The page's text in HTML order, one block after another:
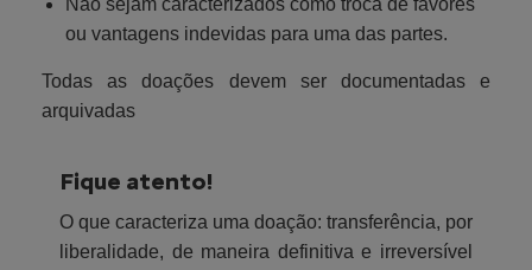
Não sejam caracterizados como troca de favores
ou vantagens indevidas para uma das partes.
Todas as doações devem ser documentadas e
arquivadas
Fique atento!
O que caracteriza uma doação: transferência, por
liberalidade, de maneira definitiva e irreversível